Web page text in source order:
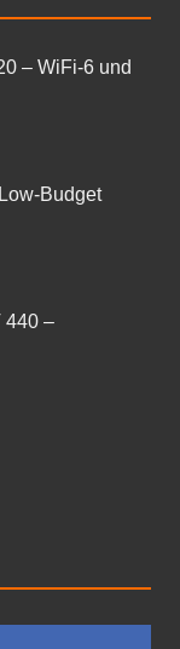
– WiFi-6 und
Budget
440 –